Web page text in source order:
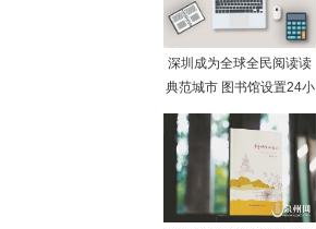
深圳成为全球全民阅读读
典范城市 图书馆设置24小